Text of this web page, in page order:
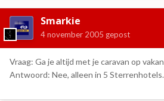
Smarkie
4 november 2005 gepost
Vraag: Ga je altijd met je caravan op
Antwoord: Nee, alleen in 5 Sterrenhotels.